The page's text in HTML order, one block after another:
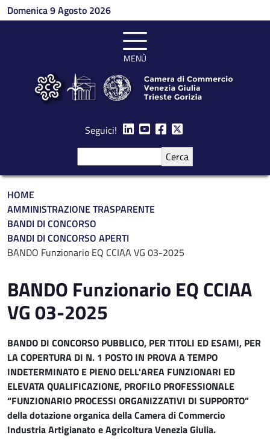
Salta al contenuto principale
Domenica 9 Agosto 2026
MENÙ
Seguici!
Briciole di pane
HOME
AMMINISTRAZIONE TRASPARENTE
BANDI DI CONCORSO
BANDI DI CONCORSO APERTI
BANDO Funzionario EQ CCIAA VG 03-2025
BANDO Funzionario EQ CCIAA
VG 03-2025
BANDO DI CONCORSO PUBBLICO, PER TITOLI ED ESAMI, PER
LA COPERTURA DI N. 1 POSTO IN PROVA A TEMPO
INDETERMINATO E PIENO DELL'AREA FUNZIONARI ED
ELEVATA QUALIFICAZIONE, PROFILO PROFESSIONALE
“FUNZIONARIO PROCESSI ORGANIZZATIVI DI SUPPORTO”
della dotazione organica della Camera di Commercio
Industria Artigianato e Agricoltura Venezia Giulia.